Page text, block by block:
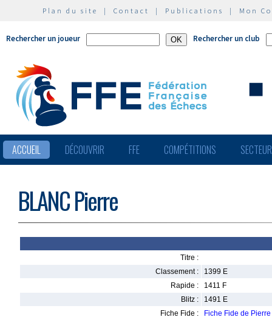
Plan du site | Contact | Publications | Mon
Rechercher un joueur Rechercher un club
ACCUEIL DÉCOUVRIR FFE COMPÉTITIONS
BLANC Pierre
Titre :
Classement :
1399 E
Rapide :
1411 F
Blitz :
1491 E
Fiche Fide :
Fiche Fide de